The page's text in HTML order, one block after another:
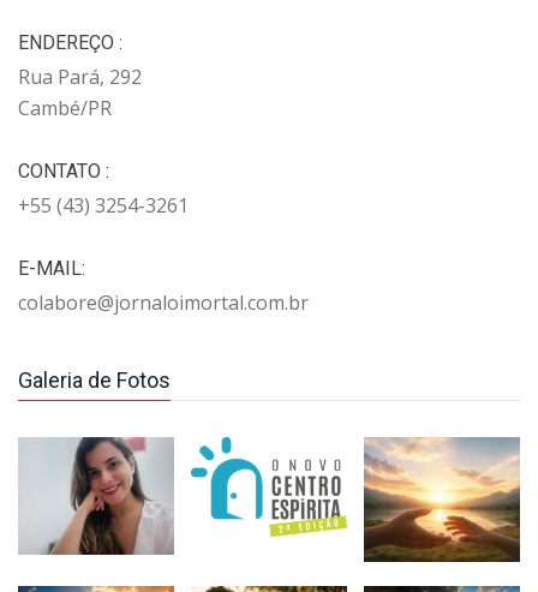
ENDEREÇO :
Rua Pará, 292
Cambé/PR
CONTATO :
+55 (43) 3254-3261
E-MAIL:
colabore@jornaloimortal.com.br
Galeria de Fotos